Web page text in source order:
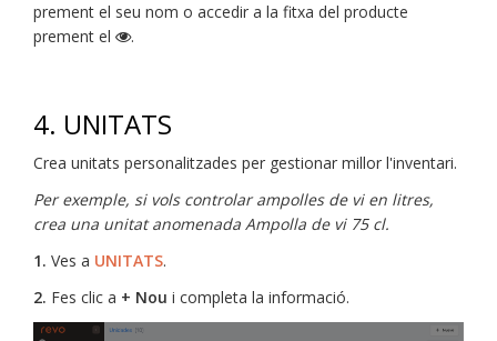
prement el seu nom o accedir a la fitxa del producte
prement el
.
4. UNITATS
Crea unitats personalitzades per gestionar millor l'inventari.
Per exemple, si vols controlar ampolles de vi en litres,
crea una unitat anomenada Ampolla de vi 75 cl.
1. Ves a UNITATS.
2. Fes clic a + Nou i completa la informació.